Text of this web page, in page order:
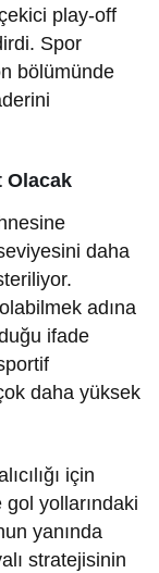
play-off
Spor
bölümünde
Olacak
daha
adına
ifade
daha yüksek
için
yollarındaki
yanında
stratejisinin